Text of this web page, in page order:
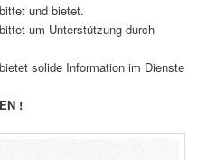
und bietet.
um Unterstützung durch
solide Information im Dienste
!